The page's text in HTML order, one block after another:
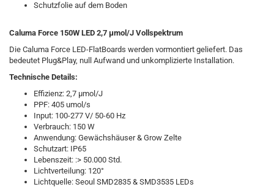
Schutzfolie auf dem Boden
Caluma Force 150W LED 2,7 µmol/J Vollspektrum
Die Caluma Force LED-FlatBoards werden vormontiert geliefert. Das
bedeutet Plug&Play, null Aufwand und unkomplizierte Installation.
Technische Details:
Effizienz: 2,7 µmol/J
PPF: 405 umol/s
Input: 100-277 V/ 50-60 Hz
Verbrauch: 150 W
Anwendung: Gewächshäuser & Grow Zelte
Schutzart: IP65
Lebenszeit: :> 50.000 Std.
Lichtverteilung: 120°
Lichtquelle: Seoul SMD2835 & SMD3535 LEDs